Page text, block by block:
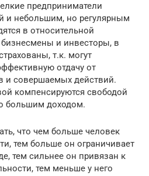
предприниматели
и небольшим, но регулярным
в относительной
и инвесторы, в
т.к. могут
отдачу от
и совершаемых действий.
компенсируются свободой
большим доходом.
что чем больше человек
тем больше он ограничивает
тем сильнее он привязан к
тем меньше у него